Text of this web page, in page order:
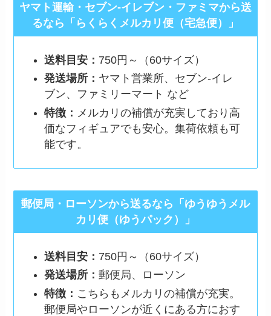
ヤマト運輸・セブン-イレブン・ファミマから送
るなら「らくらくメルカリ便（宅急便）」
送料目安： 750円～（60サイズ）
発送場所： ヤマト営業所、セブン-イレ
ブン、ファミリーマート など
特徴： メルカリの補償が充実しており高
価なフィギュアでも安心。集荷依頼も可
能です。
郵便局・ローソンから送るなら「ゆうゆうメル
カリ便（ゆうパック）」
送料目安： 750円～（60サイズ）
発送場所： 郵便局、ローソン
特徴： こちらもメルカリの補償が充実。
郵便局やローソンが近くにある方におす